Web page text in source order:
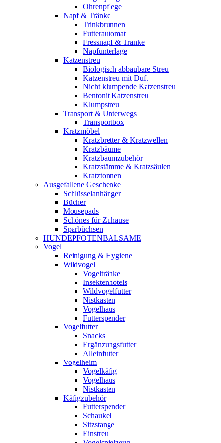
Ohrenpflege
Napf & Tränke
Trinkbrunnen
Futterautomat
Fressnapf & Tränke
Napfunterlage
Katzenstreu
Biologisch abbaubare Streu
Katzenstreu mit Duft
Nicht klumpende Katzenstreu
Bentonit Katzenstreu
Klumpstreu
Transport & Unterwegs
Transportbox
Kratzmöbel
Kratzbretter & Kratzwellen
Kratzbäume
Kratzbaumzubehör
Kratzstämme & Kratzsäulen
Kratztonnen
Ausgefallene Geschenke
Schlüsselanhänger
Bücher
Mousepads
Schönes für Zuhause
Sparbüchsen
HUNDEPFOTENBALSAME
Vogel
Reinigung & Hygiene
Wildvogel
Vogeltränke
Insektenhotels
Wildvogelfutter
Nistkasten
Vogelhaus
Futterspender
Vogelfutter
Snacks
Ergänzungsfutter
Alleinfutter
Vogelheim
Vogelkäfig
Vogelhaus
Nistkasten
Käfigzubehör
Futterspender
Schaukel
Sitzstange
Einstreu